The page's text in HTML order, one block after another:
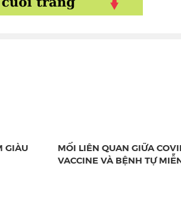
GIÀU
MỐI LIÊN QUAN GIỮA
VACCINE VÀ BỆNH TỰ